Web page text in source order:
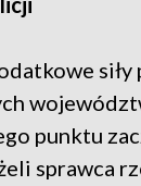
punktu
sprawca